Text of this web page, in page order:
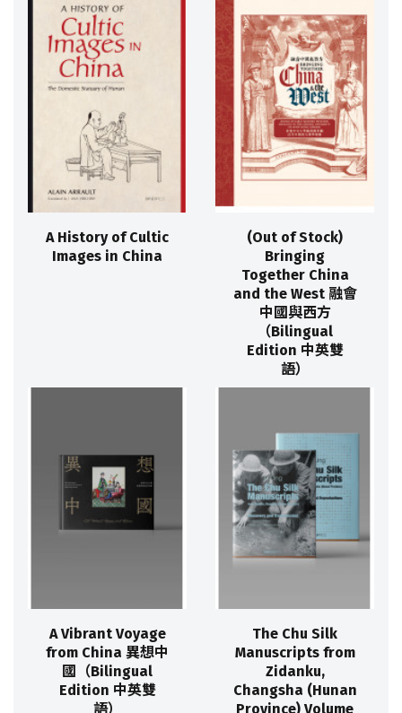
A History of Cultic
Images in China
(Out of Stock)
Bringing
Together China
and the West 融會
中國與西方
（Bilingual
Edition 中英雙
語）
A Vibrant Voyage
from China 異想中
國（Bilingual
Edition 中英雙
語）
The Chu Silk
Manuscripts from
Zidanku,
Changsha (Hunan
Province) Volume